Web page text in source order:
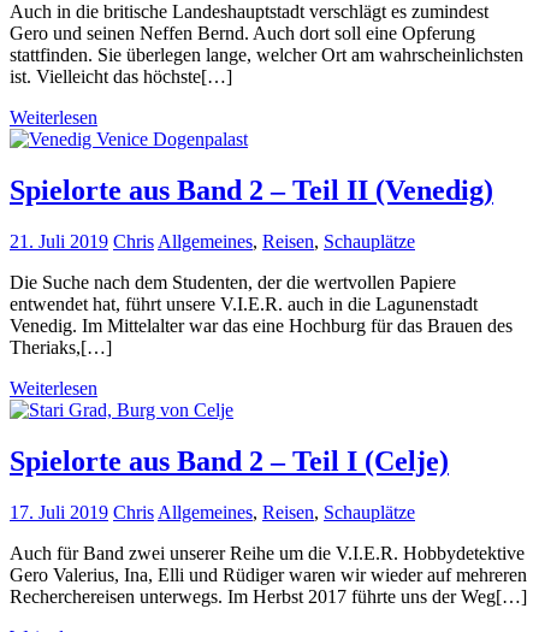
Auch in die britische Landeshauptstadt verschlägt es zumindest
Gero und seinen Neffen Bernd. Auch dort soll eine Opferung
stattfinden. Sie überlegen lange, welcher Ort am wahrscheinlichsten
ist. Vielleicht das höchste[…]
Weiterlesen
Spielorte aus Band 2 – Teil II (Venedig)
21. Juli 2019 Chris Allgemeines, Reisen, Schauplätze
Die Suche nach dem Studenten, der die wertvollen Papiere
entwendet hat, führt unsere V.I.E.R. auch in die Lagunenstadt
Venedig. Im Mittelalter war das eine Hochburg für das Brauen des
Theriaks,[…]
Weiterlesen
Spielorte aus Band 2 – Teil I (Celje)
17. Juli 2019 Chris Allgemeines, Reisen, Schauplätze
Auch für Band zwei unserer Reihe um die V.I.E.R. Hobbydetektive
Gero Valerius, Ina, Elli und Rüdiger waren wir wieder auf mehreren
Recherchereisen unterwegs. Im Herbst 2017 führte uns der Weg[…]